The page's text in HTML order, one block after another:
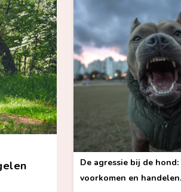
De agressie bij de
voorkomen en handelen.